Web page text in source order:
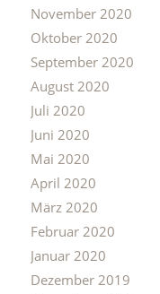
November 2020
Oktober 2020
September 2020
August 2020
Juli 2020
Juni 2020
Mai 2020
April 2020
März 2020
Februar 2020
Januar 2020
Dezember 2019